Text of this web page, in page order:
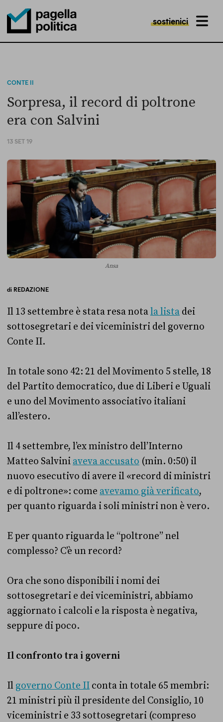
Pagella Politica Logo
sostienici MENU
CONTE II
Sorpresa, il record di poltrone
era con Salvini
13 SET 19
Ansa
di REDAZIONE
Il 13 settembre è stata resa notala lista dei
sottosegretari e dei viceministri del governo
Conte II.
In totale sono 42: 21 del Movimento 5 stelle, 18
del Partito democratico, due di Liberi e Uguali
e uno del Movimento associativo italiani
all’estero.
Il 4 settembre, l’ex ministro dell’Interno
Matteo Salvini aveva accusato (min. 0:50) il
nuovo esecutivo di avere il «record di ministri
e di poltrone»: come avevamo già verificato,
per quanto riguarda i soli ministri non è vero.
E per quanto riguarda le “poltrone” nel
complesso? C’è un record?
Ora che sono disponibili i nomi dei
sottosegretari e dei viceministri, abbiamo
aggiornato i calcoli e la risposta è negativa,
seppure di poco.
Il confronto tra i governi
Il governo Conte II conta in totale 65 membri:
21 ministri più il presidente del Consiglio, 10
viceministri e 33 sottosegretari (compreso